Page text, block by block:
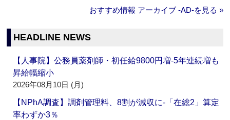
おすすめ情報 アーカイブ ‐AD‐を見る »
HEADLINE NEWS
【人事院】公務員薬剤師・初任給9800円増‐5年連続増も
昇給幅縮小
2026年08月10日 (月)
【NPhA調査】調剤管理料、8割が減収に‐「在総2」算定
率わずか3％